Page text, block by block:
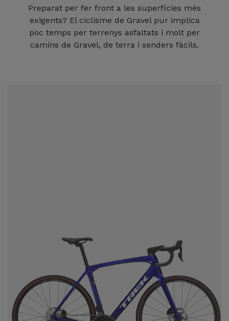
Preparat per fer front a les superfícies més
exigents? El ciclisme de Gravel pur implica
poc temps per terrenys asfaltats i molt per
camins de Gravel, de terra i senders fàcils.